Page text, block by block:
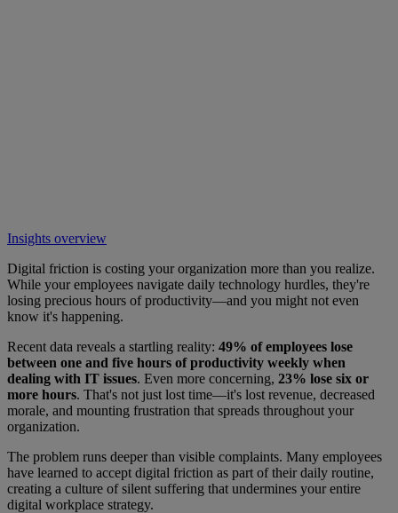
Insights overview
Digital friction is costing your organization more than you realize.
While your employees navigate daily technology hurdles, they're
losing precious hours of productivity—and you might not even
know it's happening.
Recent data reveals a startling reality: 49% of employees lose
between one and five hours of productivity weekly when
dealing with IT issues. Even more concerning, 23% lose six or
more hours. That's not just lost time—it's lost revenue, decreased
morale, and mounting frustration that spreads throughout your
organization.
The problem runs deeper than visible complaints. Many employees
have learned to accept digital friction as part of their daily routine,
creating a culture of silent suffering that undermines your entire
digital workplace strategy.